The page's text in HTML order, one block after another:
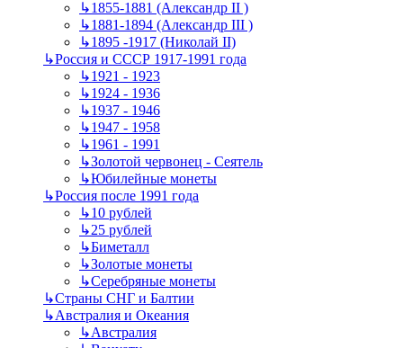
↳1855-1881 (Александр II )
↳1881-1894 (Александр III )
↳1895 -1917 (Николай II)
↳Россия и СССР 1917-1991 года
↳1921 - 1923
↳1924 - 1936
↳1937 - 1946
↳1947 - 1958
↳1961 - 1991
↳Золотой червонец - Сеятель
↳Юбилейные монеты
↳Россия после 1991 года
↳10 рублей
↳25 рублей
↳Биметалл
↳Золотые монеты
↳Серебряные монеты
↳Страны СНГ и Балтии
↳Австралия и Океания
↳Австралия